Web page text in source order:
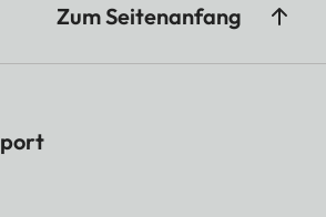
Zum Seitenanfang